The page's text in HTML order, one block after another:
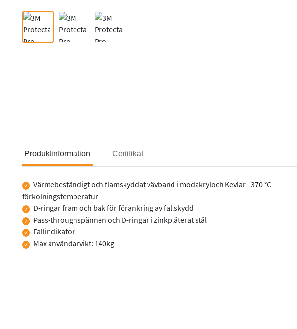
Produktinformation Certifikat
Produktinformation
Värmebeständigt och flamskyddat vävband i modakryloch Kevlar - 370 °C
förkolningstemperatur
D-ringar fram och bak för förankring av fallskydd
Pass-throughspännen och D-ringar i zinkpläterat stål
Fallindikator
Max användarvikt: 140kg